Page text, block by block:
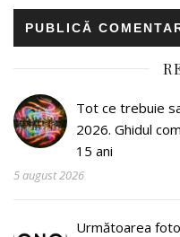
Tot ce trebuie
2026. Ghidul
15 ani
5 august 2026
Următoarea